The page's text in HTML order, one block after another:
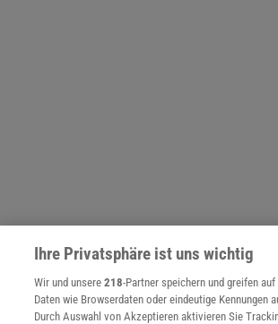
NACH OBEN
Ihre Privatsphäre ist uns wichtig
Wir und unsere218-Partner speichern und greifen
Daten wie Browserdaten oder eindeutige Kennungen
Durch Auswahl von Akzeptieren aktivieren Sie